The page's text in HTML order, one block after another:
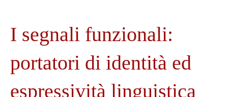
I segnali funzionali:
portatori di identità ed
espressività linguistica